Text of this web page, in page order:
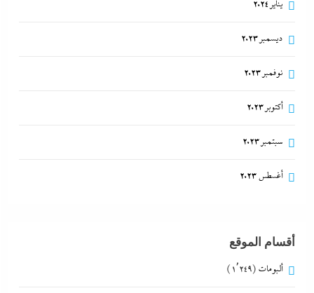
يناير 2024
ديسمبر 2023
نوفمبر 2023
أكتوبر 2023
سبتمبر 2023
أغسطس 2023
أقسام الموقع
ألبومات (1٬249)